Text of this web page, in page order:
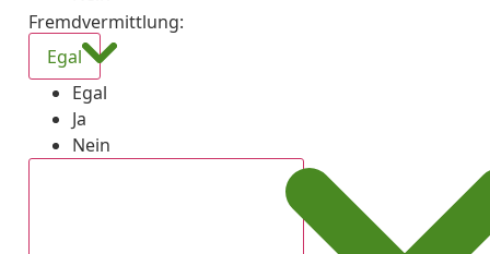
Fremdvermittlung:
Egal
Egal
Ja
Nein